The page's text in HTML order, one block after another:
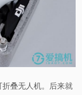
叠无人机。后来就